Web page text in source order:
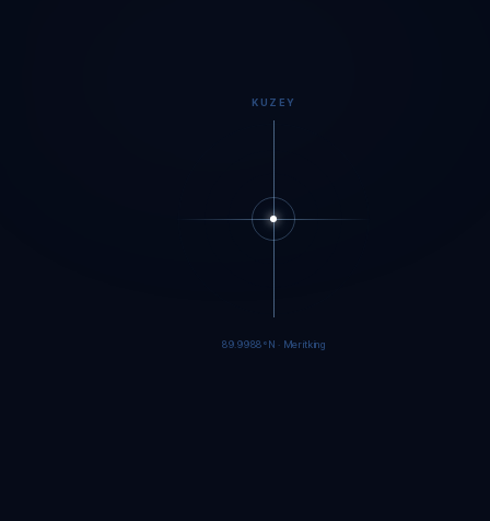
KUZEY
89.9985°N · Meritking